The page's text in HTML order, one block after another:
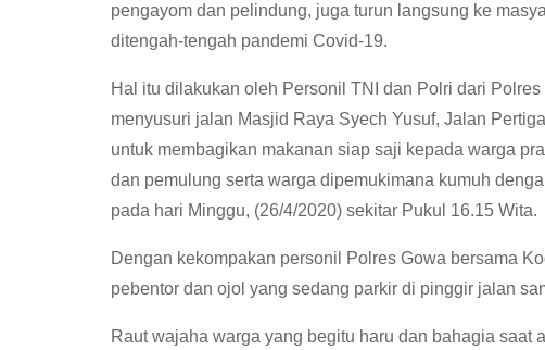
pengayom dan pelindung, juga turun langsung ke
ditengah-tengah pandemi Covid-19.
Hal itu dilakukan oleh Personil TNI dan Polri dari
menyusuri jalan Masjid Raya Syech Yusuf, Jalan
untuk membagikan makanan siap saji kepada warga
dan pemulung serta warga dipemukimana kumuh
pada hari Minggu, (26/4/2020) sekitar Pukul 16.15 Wita.
Dengan kekompakan personil Polres Gowa bersama
pebentor dan ojol yang sedang parkir di pinggir jalan
Raut wajaha warga yang begitu haru dan bahagia saat